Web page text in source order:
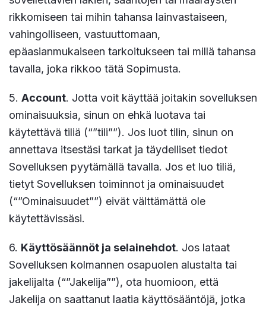
rikkomiseen tai mihin tahansa lainvastaiseen,
vahingolliseen, vastuuttomaan,
epäasianmukaiseen tarkoitukseen tai millä tahansa
tavalla, joka rikkoo tätä Sopimusta.
5. Account. Jotta voit käyttää joitakin sovelluksen
ominaisuuksia, sinun on ehkä luotava tai
käytettävä tiliä (“”tili””). Jos luot tilin, sinun on
annettava itsestäsi tarkat ja täydelliset tiedot
Sovelluksen pyytämällä tavalla. Jos et luo tiliä,
tietyt Sovelluksen toiminnot ja ominaisuudet
(“”Ominaisuudet””) eivät välttämättä ole
käytettävissäsi.
6. Käyttösäännöt ja selainehdot. Jos lataat
Sovelluksen kolmannen osapuolen alustalta tai
jakelijalta (“”Jakelija””), ota huomioon, että
Jakelija on saattanut laatia käyttösääntöjä, jotka